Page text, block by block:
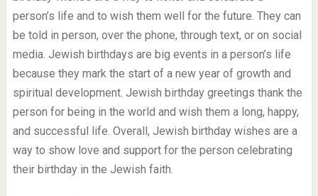
person’s life and to wish them well for the future. They can
be told in person, over the phone, through text, or on social
media. Jewish birthdays are big events in a person’s life
because they mark the start of a new year of growth and
spiritual development. Jewish birthday greetings thank the
person for being in the world and wish them a long, happy,
and successful life. Overall, Jewish birthday wishes are a
way to show love and support for the person celebrating
their birthday in the Jewish faith.